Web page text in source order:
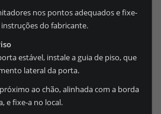
nos pontos adequados e fixe-
do fabricante.
estável, instale a guia de piso, que
lateral da porta.
ao chão, alinhada com a borda
e fixe-a no local.